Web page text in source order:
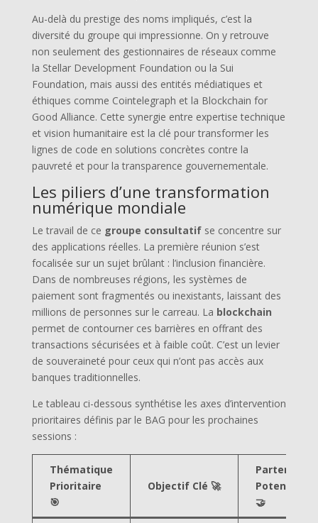
Au-delà du prestige des noms impliqués, c’est la
diversité du groupe qui impressionne. On y retrouve
non seulement des gestionnaires de réseaux comme
la Stellar Development Foundation ou la Sui
Foundation, mais aussi des entités médiatiques et
éthiques comme Cointelegraph et la Blockchain for
Good Alliance. Cette synergie entre expertise technique
et vision humanitaire est la clé pour transformer les
lignes de code en solutions concrètes contre la
pauvreté et pour la transparence gouvernementale.
Les piliers d’une transformation
numérique mondiale
Le travail de ce groupe consultatifse concentre sur
des applications réelles. La première réunion s’est
focalisée sur un sujet brûlant : l’inclusion financière.
Dans de nombreuses régions, les systèmes de
paiement sont fragmentés ou inexistants, laissant des
millions de personnes sur le carreau. La blockchain
permet de contourner ces barrières en offrant des
transactions sécurisées et à faible coût. C’est un levier
de souveraineté pour ceux qui n’ont pas accès aux
banques traditionnelles.
Le tableau ci-dessous synthétise les axes d’intervention
prioritaires définis par le BAG pour les prochaines
sessions :
Thématique
Prioritaire
🎯
Objectif Clé 🚀
Partenaires
Potentiels
🤝